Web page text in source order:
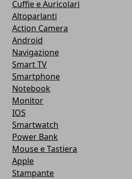
Cuffie e Auricolari
Altoparlanti
Action Camera
Android
Navigazione
Smart TV
Smartphone
Notebook
Monitor
IOS
Smartwatch
Power Bank
Mouse e Tastiera
Apple
Stampante